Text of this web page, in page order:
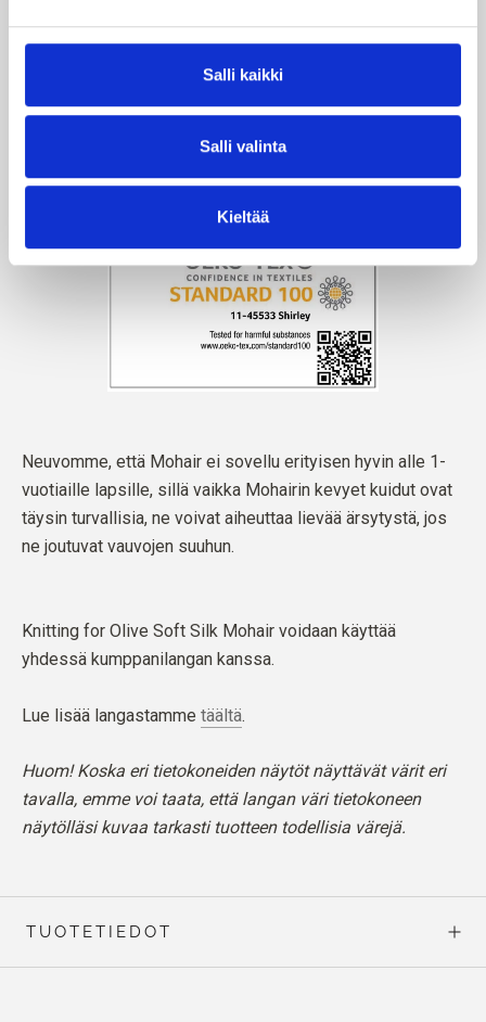
Salli kaikki
Salli valinta
Kieltää
Valvonta Unionin sertifioima RMS Mohair, CU 1276494
Neuvomme, että Mohair ei sovellu erityisen hyvin alle 1-
vuotiaille lapsille, sillä vaikka Mohairin kevyet kuidut ovat
täysin turvallisia, ne voivat aiheuttaa lievää ärsytystä, jos
ne joutuvat vauvojen suuhun.
Knitting for Olive Soft Silk Mohair voidaan käyttää
yhdessä kumppanilangan kanssa.
Lue lisää langastamme täältä.
Huom! Koska eri tietokoneiden näytöt näyttävät värit eri
tavalla, emme voi taata, että langan väri tietokoneen
näytölläsi kuvaa tarkasti tuotteen todellisia värejä.
TUOTETIEDOT